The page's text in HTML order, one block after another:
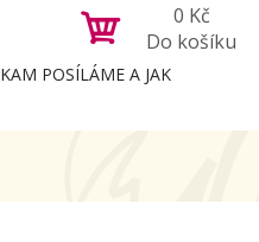
0 Kč
Do košíku
KAM POSÍLÁME A JAK